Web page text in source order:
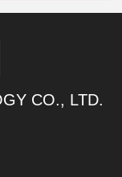
CO., LTD.